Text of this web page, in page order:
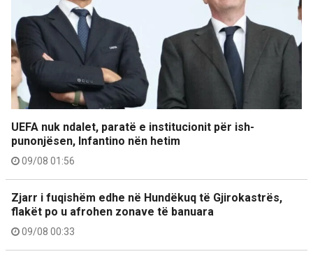
UEFA nuk ndalet, paratë e institucionit për ish-
punonjësen, Infantino nën hetim
09/08 01:56
Zjarr i fuqishëm edhe në Hundëkuq të Gjirokastrës,
flakët po u afrohen zonave të banuara
09/08 00:33